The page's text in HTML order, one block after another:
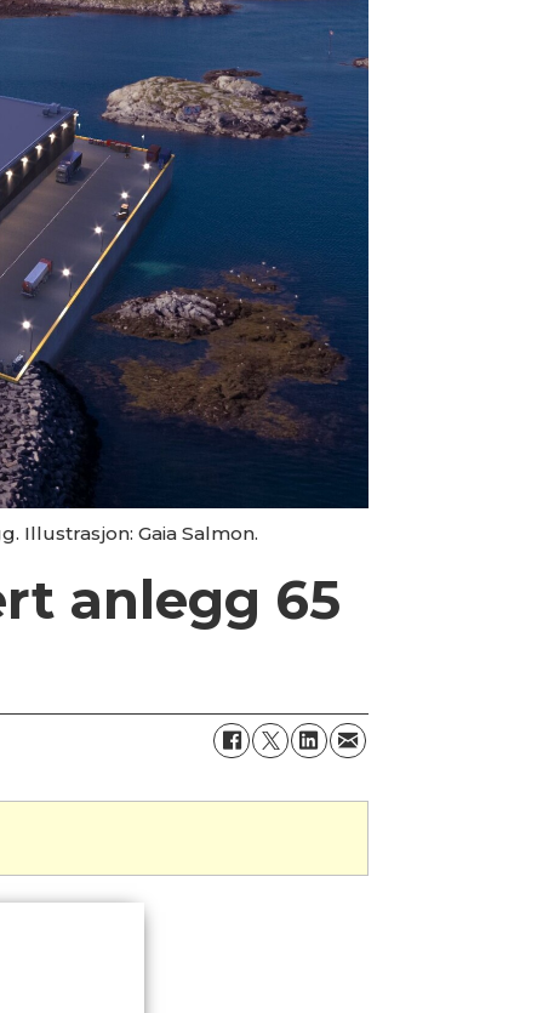
Illustrasjon: Gaia Salmon.
anlegg 65